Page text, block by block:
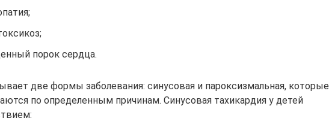
порок сердца.
две формы заболевания: синусовая и пароксизмальная, которые
по определенным причинам. Синусовая тахикардия у детей